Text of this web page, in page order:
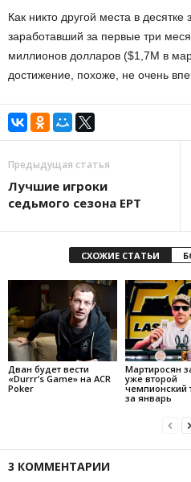
Как никто другой места в десятке
заработавший за первые три
миллионов долларов ($1,7М в
достижение, похоже, не очень
Предыдущая статья
Лучшие игроки
седьмого сезона EPT
СХОЖИЕ СТАТЬИ
Дван будет вести
«Durrr’s Game» на ACR
Poker
Мартиросян
уже второй
чемпионский
за январь
3 КОММЕНТАРИИ